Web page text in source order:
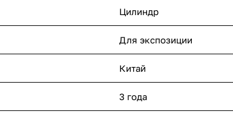
Цилиндр
Для экспозиции
Китай
3 года